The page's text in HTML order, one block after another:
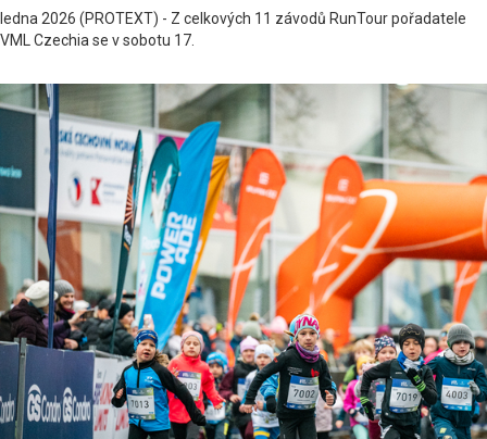
ledna 2026 (PROTEXT) - Z celkových 11 závodů RunTour pořadatele
VML Czechia se v sobotu 17.